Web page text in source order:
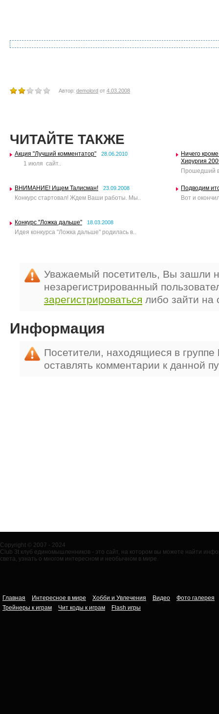
Автор: demolord от 4.03.2008
ЧИТАЙТЕ ТАКЖЕ
Акция "Лучший комментатор" 28.06.2010
1 июля сайт..
Ничего
Хирургия
Прошедший в
ВНИМАНИЕ! Ищем Талисман! 23.09.2008
Конкурс стартовал! Ждем Ваши работы. Мы..
Подводим
Вот и
Конкурс "Ложка дальше" 18.03.2008
Идея конкурса "Ложка дальше" родилась в..
Уважаемый посетитель, Вы зашли
незарегистрированный
зарегистрироваться либо зайти на
Информация
Посетители, находящиеся в группе
оставлять комментарии к данной
Copyright © 2007 - 2024
Club 3t клуб единомышленников - это сайт, на котором вы можете найти
света, узнать о многом интересном и необычном в мире.
Главная Интересное в мире Хобби и Увлечения Видео
Фото галерея
Трейнеры к играм
Чит коды к играм Flash игры